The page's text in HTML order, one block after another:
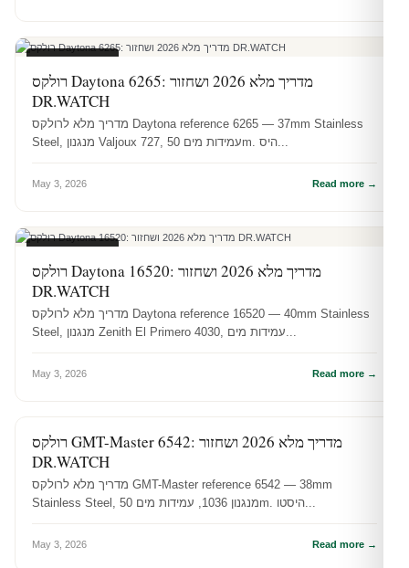
רולקס Daytona 6265: מדריך מלא 2026 ושחזור
DR.WATCH
מדריך מלא לרולקס Daytona reference 6265 — 37mm Stainless
May 3, 2026 Read more →
רולקס Daytona 16520: מדריך מלא 2026 ושחזור
DR.WATCH
מדריך מלא לרולקס Daytona reference 16520 — 40mm Stainless
May 3, 2026 Read more →
מדריכי רולקס
רולקס GMT-Master 6542: מדריך מלא 2026 ושחזור
DR.WATCH
מדריך מלא לרולקס GMT-Master reference 6542 — 38mm
May 3, 2026 Read more →